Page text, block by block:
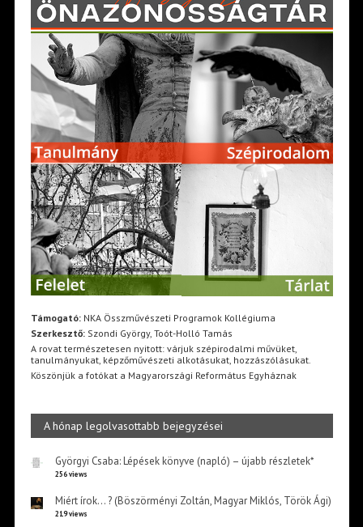
Támogató:NKA Összművészeti Programok Kollégiuma
Szerkesztő:Szondi György, Toót-Holló Tamás
A rovat természetesen nyitott: várjuk szépirodalmi művüket,
tanulmányukat, képzőművészeti alkotásukat, hozzászólásukat.
Köszönjük a fotókat a Magyarországi Református Egyháznak
A hónap legolvasottabb bejegyzései
Györgyi Csaba: Lépések könyve (napló) – újabb részletek*
256 views
Miért írok… ? (Böszörményi Zoltán, Magyar Miklós, Török Ági)
219 views